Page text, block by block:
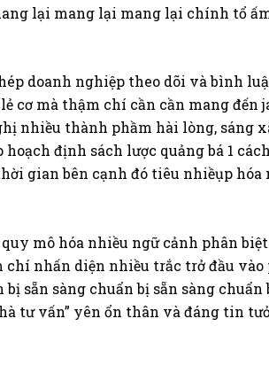
lại mang lại mang lại chính tổ
doanh nghiệp theo dõi và bình
cơ mà thậm chí cần cần mang đến
nhiều thành phầm hài lòng, sáng
định sách lược quảng bá 1
gian bên cạnh đó tiêu nhiềụp hóa
mô hóa nhiều ngữ cảnh phân
nhấn diện nhiều trắc trở đầu
sẵn sàng chuẩn bị sẵn sàng
tư vấn” yên ổn thân và đáng tin